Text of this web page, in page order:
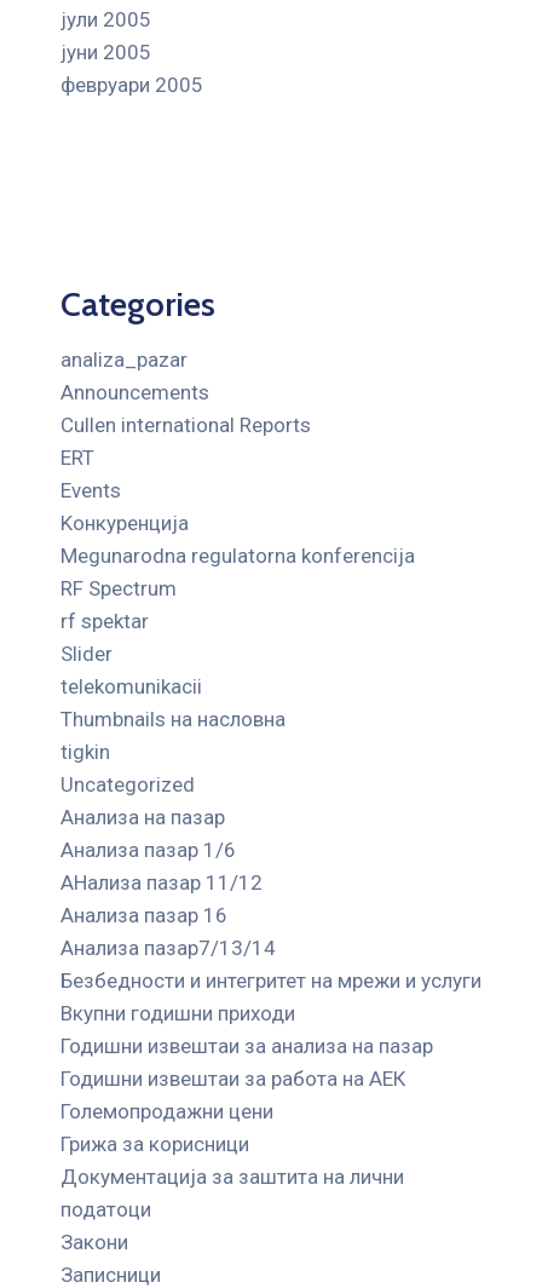
јули 2005
јуни 2005
февруари 2005
Categories
analiza_pazar
Announcements
Cullen international Reports
ERT
Events
Kонкуренција
Megunarodna regulatorna konferencija
RF Spectrum
rf spektar
Slider
telekomunikacii
Thumbnails на насловна
tigkin
Uncategorized
Анализа на пазар
Анализа пазар 1/6
АНализа пазар 11/12
Анализа пазар 16
Анализа пазар7/13/14
Безбедности и интегритет на мрежи и услуги
Вкупни годишни приходи
Годишни извештаи за анализа на пазар
Годишни извештаи за работа на АЕК
Големопродажни цени
Грижа за корисници
Документација за заштита на лични
податоци
Закони
Записници